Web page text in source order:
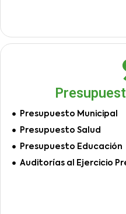
Presupuesto Municipal
Presupuesto Salud
Presupuesto Educación
Auditorías al Ejercicio